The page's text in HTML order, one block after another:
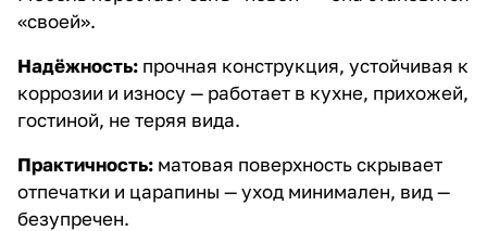
«своей».
Надёжность: прочная конструкция, устойчивая к
коррозии и износу — работает в кухне, прихожей,
гостиной, не теряя вида.
Практичность: матовая поверхность скрывает
отпечатки и царапины — уход минимален, вид —
безупречен.